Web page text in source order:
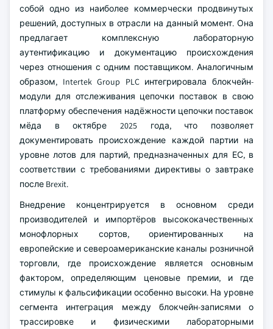
собой одно из наиболее коммерчески продвинутых
решений, доступных в отрасли на данный момент. Она
предлагает комплексную лабораторную
аутентификацию и документацию происхождения
через отношения с одним поставщиком. Аналогичным
образом, Intertek Group PLC интегрировала блокчейн-
модули для отслеживания цепочки поставок в свою
платформу обеспечения надёжности цепочки поставок
мёда в октябре 2025 года, что позволяет
документировать происхождение каждой партии на
уровне лотов для партий, предназначенных для ЕС, в
соответствии с требованиями директивы о завтраке
после Brexit.
Внедрение концентрируется в основном среди
производителей и импортёров высококачественных
монофлорных сортов, ориентированных на
европейские и североамериканские каналы розничной
торговли, где происхождение является основным
фактором, определяющим ценовые премии, и где
стимулы к фальсификации особенно высоки. На уровне
сегмента интеграция между блокчейн-записями о
трассировке и физическими лабораторными